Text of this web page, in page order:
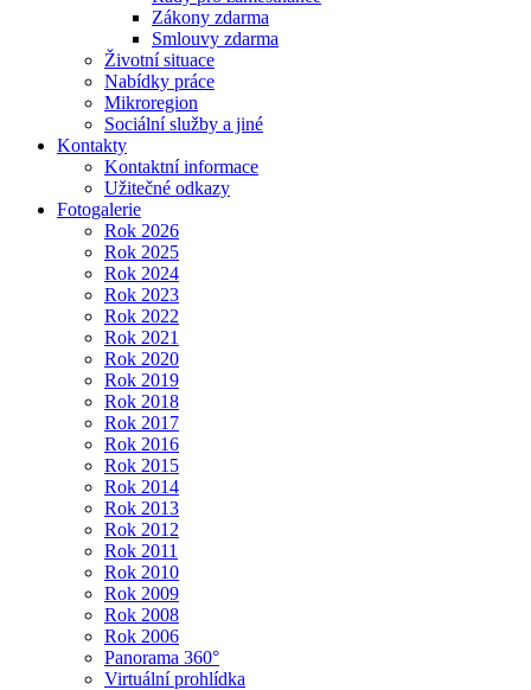
Zákony zdarma
Smlouvy zdarma
Životní situace
Nabídky práce
Mikroregion
Sociální služby a jiné
Kontakty
Kontaktní informace
Užitečné odkazy
Fotogalerie
Rok 2026
Rok 2025
Rok 2024
Rok 2023
Rok 2022
Rok 2021
Rok 2020
Rok 2019
Rok 2018
Rok 2017
Rok 2016
Rok 2015
Rok 2014
Rok 2013
Rok 2012
Rok 2011
Rok 2010
Rok 2009
Rok 2008
Rok 2006
Panorama 360°
Virtuální prohlídka